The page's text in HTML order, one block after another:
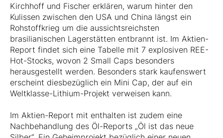
Kirchhoff und Fischer erklären, warum hinter den
Kulissen zwischen den USA und China längst ein
Rohstoffkrieg um die aussichtsreichsten
brasilianischen Lagerstätten entbrannt ist. Im Aktien-
Report findet sich eine Tabelle mit 7 explosiven REE-
Hot-Stocks, wovon 2 Small Caps besonders
herausgestellt werden. Besonders stark kaufenswert
erscheint diesbezüglich ein Mini Cap, der auf ein
Weltklasse-Lithium-Projekt verweisen kann.
Im Aktien-Report mit enthalten ist zudem eine
Nachbehandlung des Öl-Reports „Öl ist das neue